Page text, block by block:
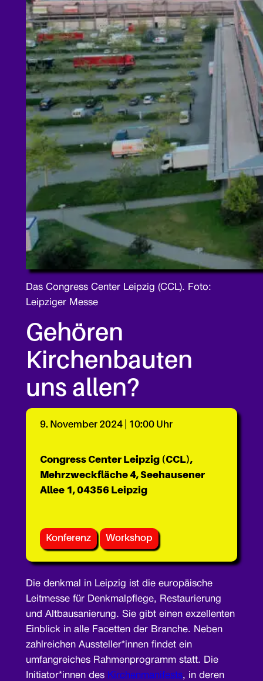
Das Congress Center Leipzig (CCL). Foto:
Leipziger Messe
Gehören
Kirchenbauten
uns allen?
9. November 2024 | 10:00 Uhr
Congress Center Leipzig (CCL),
Mehrzweckfläche 4, Seehausener
Allee 1, 04356 Leipzig
Konferenz Workshop
Die denkmal in Leipzig ist die europäische
Leitmesse für Denkmalpflege, Restaurierung
und Altbausanierung. Sie gibt einen exzellenten
Einblick in alle Facetten der Branche. Neben
zahlreichen Aussteller*innen findet ein
umfangreiches Rahmenprogramm statt. Die
Initiator*innen des Kirchenmanifests, in deren